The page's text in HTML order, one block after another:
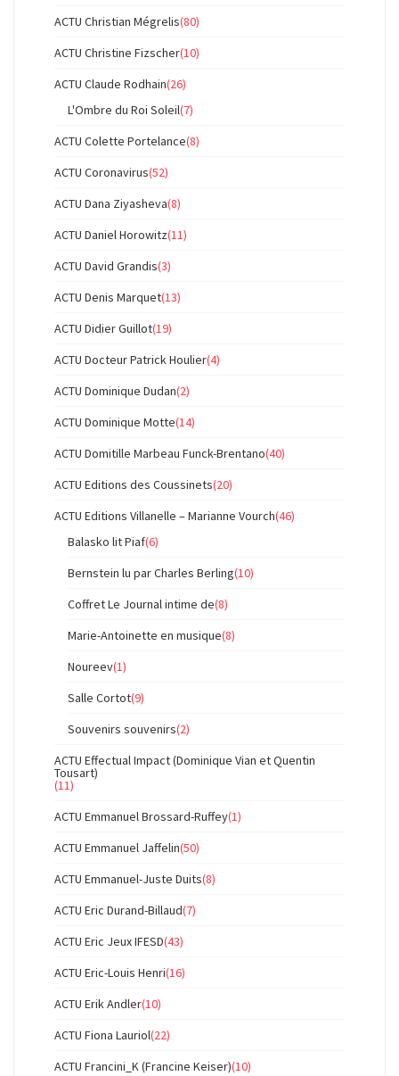
ACTU Christian Mégrelis(80)
ACTU Christine Fizscher(10)
ACTU Claude Rodhain(26)
L'Ombre du Roi Soleil(7)
ACTU Colette Portelance(8)
ACTU Coronavirus(52)
ACTU Dana Ziyasheva(8)
ACTU Daniel Horowitz(11)
ACTU David Grandis(3)
ACTU Denis Marquet(13)
ACTU Didier Guillot(19)
ACTU Docteur Patrick Houlier(4)
ACTU Dominique Dudan(2)
ACTU Dominique Motte(14)
ACTU Domitille Marbeau Funck-Brentano(40)
ACTU Editions des Coussinets(20)
ACTU Editions Villanelle – Marianne Vourch(46)
Balasko lit Piaf(6)
Bernstein lu par Charles Berling(10)
Coffret Le Journal intime de(8)
Marie-Antoinette en musique(8)
Noureev(1)
Salle Cortot(9)
Souvenirs souvenirs(2)
ACTU Effectual Impact (Dominique Vian et Quentin
Tousart)
(11)
ACTU Emmanuel Brossard-Ruffey(1)
ACTU Emmanuel Jaffelin(50)
ACTU Emmanuel-Juste Duits(8)
ACTU Eric Durand-Billaud(7)
ACTU Eric Jeux IFESD(43)
ACTU Eric-Louis Henri(16)
ACTU Erik Andler(10)
ACTU Fiona Lauriol(22)
ACTU Francini_K (Francine Keiser)(10)